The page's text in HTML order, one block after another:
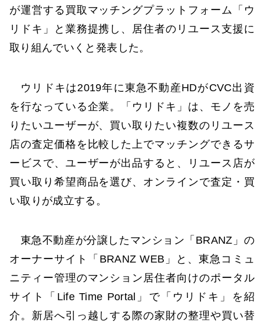
が運営する買取マッチングプラットフォーム「ウ
リドキ」と業務提携し、居住者のリユース支援に
取り組んでいくと発表した。
ウリドキは2019年に東急不動産HDがCVC出資
を行なっている企業。「ウリドキ」は、モノを売
りたいユーザーが、買い取りたい複数のリユース
店の査定価格を比較した上でマッチングできるサ
ービスで、ユーザーが出品すると、リユース店が
買い取り希望商品を選び、オンラインで査定・買
い取りが成立する。
東急不動産が分譲したマンション「BRANZ」の
オーナーサイト「BRANZ WEB」と、東急コミュ
ニティー管理のマンション居住者向けのポータル
サイト「Life Time Portal」で「ウリドキ」を紹
介。新居へ引っ越しする際の家財の整理や買い替